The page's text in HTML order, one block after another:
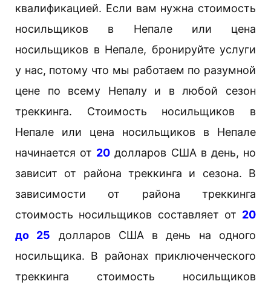
квалификацией. Если вам нужна стоимость
носильщиков в Непале или цена
носильщиков в Непале, бронируйте услуги
у нас, потому что мы работаем по разумной
цене по всему Непалу и в любой сезон
треккинга. Стоимость носильщиков в
Непале или цена носильщиков в Непале
начинается от 20 долларов США в день, но
зависит от района треккинга и сезона. В
зависимости от района треккинга
стоимость носильщиков составляет от 20
до 25 долларов США в день на одного
носильщика. В районах приключенческого
треккинга стоимость носильщиков